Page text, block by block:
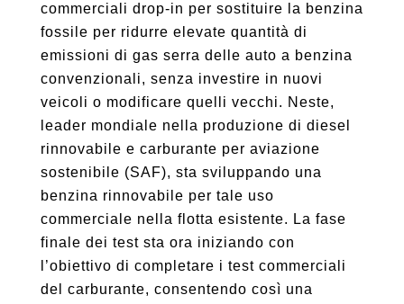
commerciali drop-in per sostituire la benzina
fossile per ridurre elevate quantità di
emissioni di gas serra delle auto a benzina
convenzionali, senza investire in nuovi
veicoli o modificare quelli vecchi. Neste,
leader mondiale nella produzione di diesel
rinnovabile e carburante per aviazione
sostenibile (SAF), sta sviluppando una
benzina rinnovabile per tale uso
commerciale nella flotta esistente. La fase
finale dei test sta ora iniziando con
l’obiettivo di completare i test commerciali
del carburante, consentendo così una